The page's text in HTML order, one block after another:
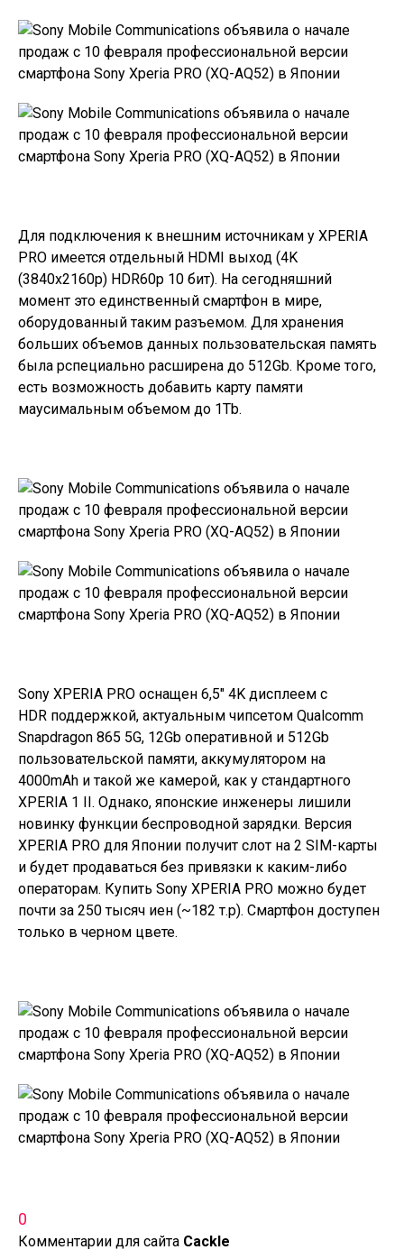
Для подключения к внешним источникам у XPERIA
PRO имеется отдельный HDMI выход (4K
(3840x2160p) HDR60p 10 бит). На сегодняшний
момент это единственный смартфон в мире,
оборудованный таким разъемом. Для хранения
больших объемов данных пользовательская память
была рспециально расширена до 512Gb. Кроме того,
есть возможность добавить карту памяти
маусимальным объемом до 1Tb.
Sony XPERIA PRO оснащен 6,5″ 4K дисплеем с
HDR поддержкой, актуальным чипсетом Qualcomm
Snapdragon 865 5G, 12Gb оперативной и 512Gb
пользовательской памяти, аккумулятором на
4000mAh и такой же камерой, как у стандартного
XPERIA 1 II. Однако, японские инженеры лишили
новинку функции беспроводной зарядки. Версия
XPERIA PRO для Японии получит слот на 2 SIM-карты
и будет продаваться без привязки к каким-либо
операторам. Купить Sony XPERIA PRO можно будет
почти за 250 тысяч иен (~182 т.р). Смартфон доступен
только в черном цвете.
0
Комментарии для сайта Cackle